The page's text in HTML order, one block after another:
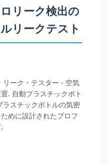
リーク検出の
リークテスト
ーク・テスター - 空気
. 自動プラスチックボト
スチックボトルの気密
めに設計されたプロフ